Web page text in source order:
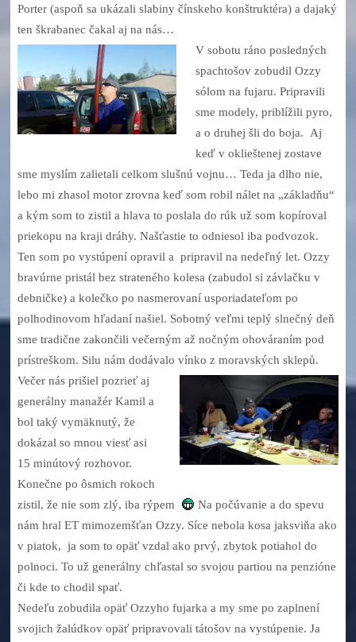
Porter (aspoň sa ukázali slabiny čínskeho konštruktéra) a dajaký
ten škrabanec čakal aj na nás…
V sobotu ráno posledných
spachtošov zobudil Ozzy
sólom na fujaru. Pripravili
sme modely, priblížili pyro,
a o druhej šli do boja. Aj
keď v oklieštenej zostave
sme myslím zalietali celkom slušnú vojnu… Teda ja dlho nie,
lebo mi zhasol motor zrovna keď som robil nálet na „základňu“
a kým som to zistil a hlava to poslala do rúk už som kopíroval
priekopu na kraji dráhy. Našťastie to odniesol iba podvozok.
Ten som po vystúpení opravil a pripravil na nedeľný let. Ozzy
bravúrne pristál bez strateného kolesa (zabudol si závlačku v
debničke) a kolečko po nasmerovaní usporiadateľom po
polhodinovom hľadaní našiel. Sobotný veľmi teplý slnečný deň
sme tradične zakončili večerným až nočným ohováraním pod
prístreškom. Silu nám dodávalo vínko z moravských sklepů.
Večer nás prišiel pozrieť aj
generálny manažér Kamil a
bol taký vymäknutý, že
dokázal so mnou viesť asi
15 minútový rozhovor.
Konečne po ôsmich rokoch
zistil, že nie som zlý, iba rýpem
Na počúvanie a do spevu
nám hral ET mimozemšťan Ozzy. Síce nebola kosa jaksviňa ako
v piatok, ja som to opäť vzdal ako prvý, zbytok potiahol do
polnoci. To už generálny chľastal so svojou partiou na penzióne
či kde to chodil spať.
Nedeľu zobudila opäť Ozzyho fujarka a my sme po zaplnení
svojich žalúdkov opäť pripravovali tátošov na vystúpenie. Ja